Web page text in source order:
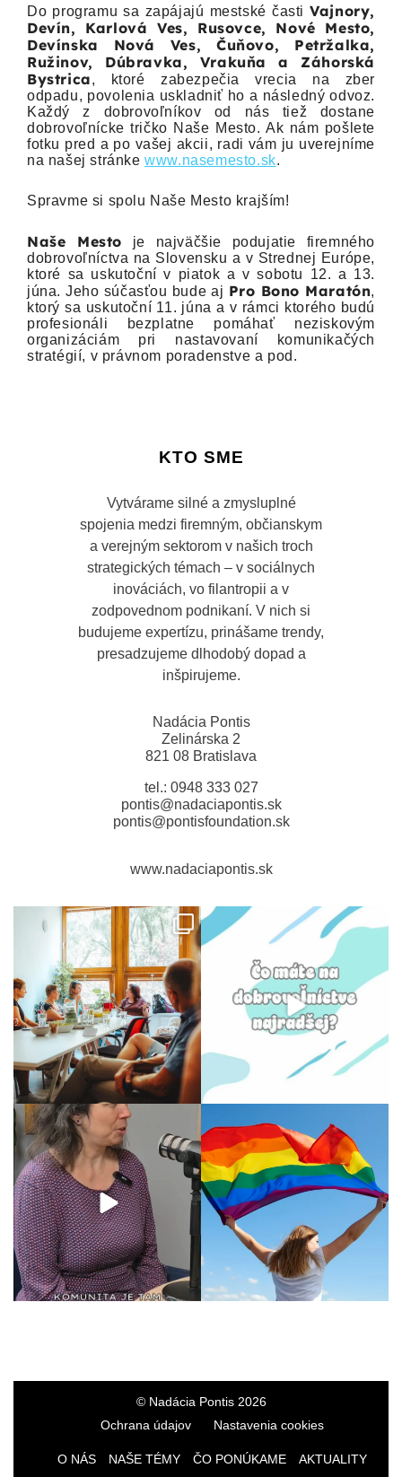
Do programu sa zapájajú mestské častiVajnory,
Devín, Karlová Ves, Rusovce, Nové Mesto,
Devínska Nová Ves, Čuňovo, Petržalka,
Ružinov, Dúbravka, Vrakuňa a Záhorská
Bystrica, ktoré zabezpečia vrecia na zber
odpadu, povolenia uskladniť ho a následný odvoz.
Každý z dobrovoľníkov od nás tiež dostane
dobrovoľnícke tričko Naše Mesto. Ak nám pošlete
fotku pred a po vašej akcii, radi vám ju uverejníme
na našej stránkewww.nasemesto.sk.
Spravme si spolu Naše Mesto krajším!
Naše Mesto je najväčšie podujatie firemného
dobrovoľníctva na Slovensku a v Strednej Európe,
ktoré sa uskutoční v piatok a v sobotu 12. a 13.
júna. Jeho súčasťou bude aj Pro Bono Maratón,
ktorý sa uskutoční 11. júna a v rámci ktorého budú
profesionáli bezplatne pomáhať neziskovým
organizáciám pri nastavovaní komunikačých
stratégií, v právnom poradenstve a pod.
KTO SME
Vytvárame silné a zmysluplné
spojenia medzi firemným, občianskym
a verejným sektorom v našich troch
strategických témach – v sociálnych
inováciách, vo filantropii a v
zodpovednom podnikaní. V nich si
budujeme expertízu, prinášame trendy,
presadzujeme dlhodobý dopad a
inšpirujeme.
Nadácia Pontis
Zelinárska 2
821 08 Bratislava
tel.: 0948 333 027
pontis@nadaciapontis.sk
pontis@pontisfoundation.sk
www.nadaciapontis.sk
© Nadácia Pontis 2026
Ochrana údajov
Nastavenia cookies
O NÁS NAŠE TÉMY ČO PONÚKAME AKTUALITY